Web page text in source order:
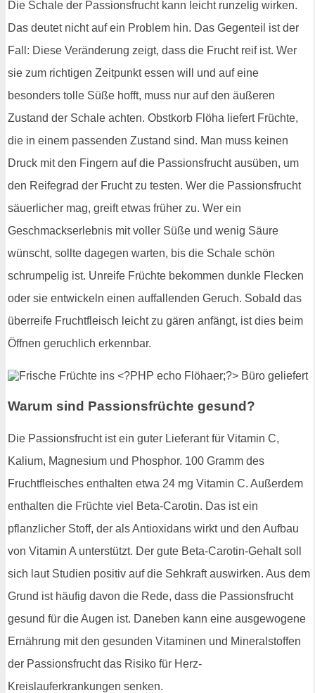
Die Schale der Passionsfrucht kann leicht runzelig wirken.
Das deutet nicht auf ein Problem hin. Das Gegenteil ist der
Fall: Diese Veränderung zeigt, dass die Frucht reif ist. Wer
sie zum richtigen Zeitpunkt essen will und auf eine
besonders tolle Süße hofft, muss nur auf den äußeren
Zustand der Schale achten. Obstkorb Flöha liefert Früchte,
die in einem passenden Zustand sind. Man muss keinen
Druck mit den Fingern auf die Passionsfrucht ausüben, um
den Reifegrad der Frucht zu testen. Wer die Passionsfrucht
säuerlicher mag, greift etwas früher zu. Wer ein
Geschmackserlebnis mit voller Süße und wenig Säure
wünscht, sollte dagegen warten, bis die Schale schön
schrumpelig ist. Unreife Früchte bekommen dunkle Flecken
oder sie entwickeln einen auffallenden Geruch. Sobald das
überreife Fruchtfleisch leicht zu gären anfängt, ist dies beim
Öffnen geruchlich erkennbar.
Warum sind Passionsfrüchte gesund?
Die Passionsfrucht ist ein guter Lieferant für Vitamin C,
Kalium, Magnesium und Phosphor. 100 Gramm des
Fruchtfleisches enthalten etwa 24 mg Vitamin C. Außerdem
enthalten die Früchte viel Beta-Carotin. Das ist ein
pflanzlicher Stoff, der als Antioxidans wirkt und den Aufbau
von Vitamin A unterstützt. Der gute Beta-Carotin-Gehalt soll
sich laut Studien positiv auf die Sehkraft auswirken. Aus dem
Grund ist häufig davon die Rede, dass die Passionsfrucht
gesund für die Augen ist. Daneben kann eine ausgewogene
Ernährung mit den gesunden Vitaminen und Mineralstoffen
der Passionsfrucht das Risiko für Herz-
Kreislauferkrankungen senken.